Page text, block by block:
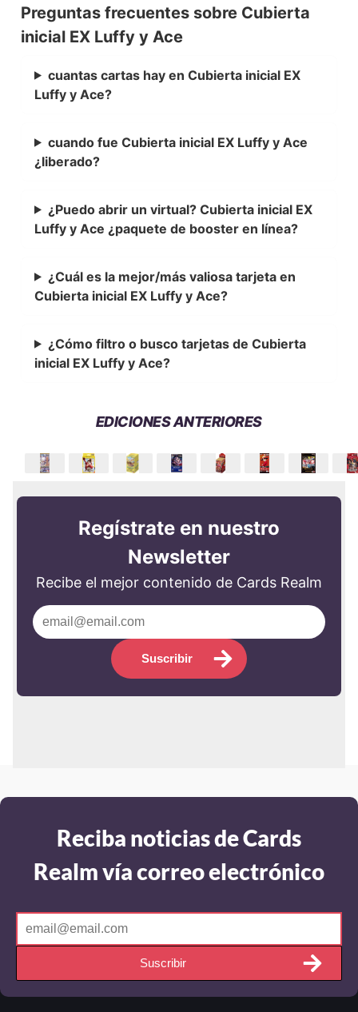
Preguntas frecuentes sobre Cubierta
inicial EX Luffy y Ace
cuantas cartas hay en Cubierta inicial EX
Luffy y Ace?
cuando fue Cubierta inicial EX Luffy y Ace
¿liberado?
¿Puedo abrir un virtual? Cubierta inicial EX
Luffy y Ace ¿paquete de booster en línea?
¿Cuál es la mejor/más valiosa tarjeta en
Cubierta inicial EX Luffy y Ace?
¿Cómo filtro o busco tarjetas de Cubierta
inicial EX Luffy y Ace?
EDICIONES ANTERIORES
Regístrate en nuestro
Newsletter
Recibe el mejor contenido de Cards Realm
Suscribir
Reciba noticias de Cards
Realm vía correo electrónico
Suscribir